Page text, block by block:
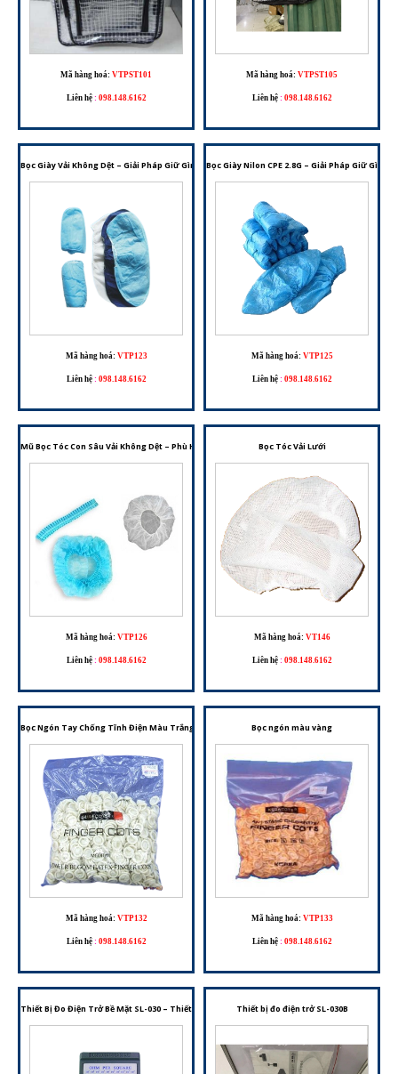
Mã hàng hoá: VTPST101
Liên hệ : 098.148.6162
Mã hàng hoá: VTPST105
Liên hệ : 098.148.6162
Bọc Giày Vải Không Dệt – Giải Pháp Giữ Gìn Vệ Sinh Cho Nhiều Môi Trường Làm Việc
Mã hàng hoá: VTP123
Liên hệ : 098.148.6162
Bọc Giày Nilon CPE 2.8G – Giải Pháp Giữ Gìn
Mã hàng hoá: VTP125
Liên hệ : 098.148.6162
Mũ Bọc Tóc Con Sâu Vải Không Dệt – Phù Hợp Cho Phòng Sạch, Y Tế Và Chế Biến Thực Phẩm
Mã hàng hoá: VTP126
Liên hệ : 098.148.6162
Bọc Tóc Vải Lưới
Mã hàng hoá: VT146
Liên hệ : 098.148.6162
Bọc Ngón Tay Chống Tĩnh Điện Màu Trắng – Chất Liệu Nitrile, An Toàn Cho Phòng Sạch Và
Mã hàng hoá: VTP132
Liên hệ : 098.148.6162
Bọc ngón màu vàng
Mã hàng hoá: VTP133
Liên hệ : 098.148.6162
Thiết Bị Đo Điện Trở Bề Mặt SL-030 – Thiết Bị Kiểm Tra Điện Trở Bề Mặt Phục Vụ Kiểm Soát
Thiết bị đo điện trở SL-030B